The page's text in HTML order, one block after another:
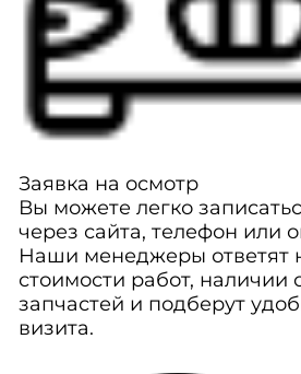
Заявка на осмотр
Вы можете легко
через сайта, телефон или
Наши менеджеры ответят
стоимости работ, наличии
запчастей и подберут
визита.